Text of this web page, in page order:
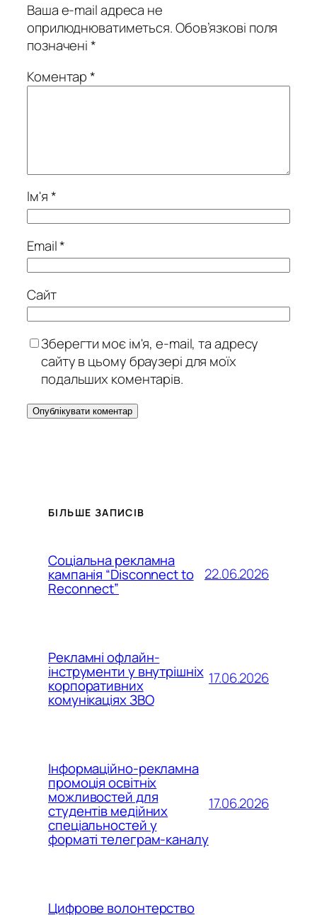
Ваша e-mail адреса не
оприлюднюватиметься.Обов’язкові поля
позначені*
Коментар*
Ім'я*
Email*
Сайт
Зберегти моє ім'я, e-mail, та адресу
сайту в цьому браузері для моїх
подальших коментарів.
БІЛЬШЕ ЗАПИСІВ
Соціальна рекламна
кампанія “Disconnect to
Reconnect”
22.06.2026
Рекламні офлайн-
інструменти у внутрішніх
корпоративних
комунікаціях ЗВО
17.06.2026
Інформаційно-рекламна
промоція освітніх
можливостей для
студентів медійних
спеціальностей у
форматі телеграм-каналу
17.06.2026
Цифрове волонтерство